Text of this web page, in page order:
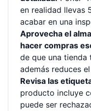
en realidad llevas
acabar en una
Aprovecha el
hacer compras
de que una
además reduces
Revisa las
producto incluye
puede ser